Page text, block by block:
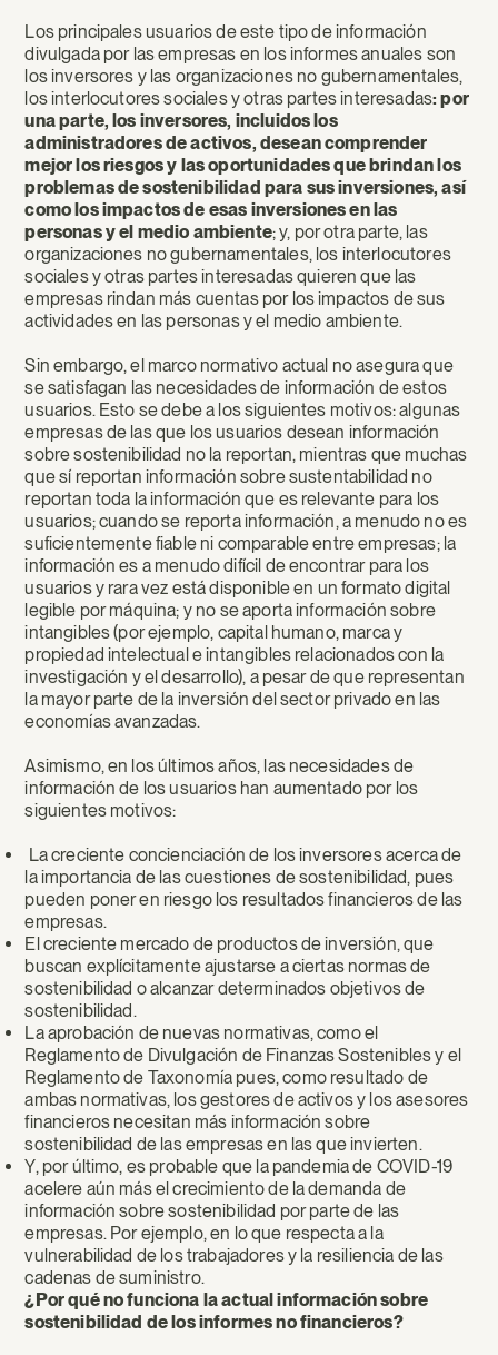
Los principales usuarios de este tipo de información
divulgada por las empresas en los informes anuales son
los inversores y las organizaciones no gubernamentales,
los interlocutores sociales y otras partes interesadas: por
una parte, los inversores, incluidos los
administradores de activos, desean comprender
mejor los riesgos y las oportunidades que brindan los
problemas de sostenibilidad para sus inversiones, así
como los impactos de esas inversiones en las
personas y el medio ambiente; y, por otra parte, las
organizaciones no gubernamentales, los interlocutores
sociales y otras partes interesadas quieren que las
empresas rindan más cuentas por los impactos de sus
actividades en las personas y el medio ambiente.
Sin embargo, el marco normativo actual no asegura que
se satisfagan las necesidades de información de estos
usuarios. Esto se debe a los siguientes motivos: algunas
empresas de las que los usuarios desean información
sobre sostenibilidad no la reportan, mientras que muchas
que sí reportan información sobre sustentabilidad no
reportan toda la información que es relevante para los
usuarios; cuando se reporta información, a menudo no es
suficientemente fiable ni comparable entre empresas; la
información es a menudo difícil de encontrar para los
usuarios y rara vez está disponible en un formato digital
legible por máquina; y no se aporta información sobre
intangibles (por ejemplo, capital humano, marca y
propiedad intelectual e intangibles relacionados con la
investigación y el desarrollo), a pesar de que representan
la mayor parte de la inversión del sector privado en las
economías avanzadas.
Asimismo, en los últimos años, las necesidades de
información de los usuarios han aumentado por los
siguientes motivos:
La creciente concienciación de los inversores acerca de
la importancia de las cuestiones de sostenibilidad, pues
pueden poner en riesgo los resultados financieros de las
empresas.
El creciente mercado de productos de inversión, que
buscan explícitamente ajustarse a ciertas normas de
sostenibilidad o alcanzar determinados objetivos de
sostenibilidad.
La aprobación de nuevas normativas, como el
Reglamento de Divulgación de Finanzas Sostenibles y el
Reglamento de Taxonomía pues, como resultado de
ambas normativas, los gestores de activos y los asesores
financieros necesitan más información sobre
sostenibilidad de las empresas en las que invierten.
Y, por último, es probable que la pandemia de COVID-19
acelere aún más el crecimiento de la demanda de
información sobre sostenibilidad por parte de las
empresas. Por ejemplo, en lo que respecta a la
vulnerabilidad de los trabajadores y la resiliencia de las
cadenas de suministro.
¿Por qué no funciona la actual información sobre
sostenibilidad de los informes no financieros?